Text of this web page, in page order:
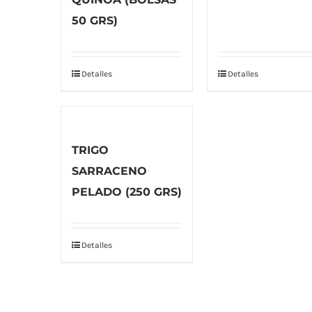
50 GRS)
Detalles Detalles
TRIGO
SARRACENO
PELADO (250 GRS)
Detalles